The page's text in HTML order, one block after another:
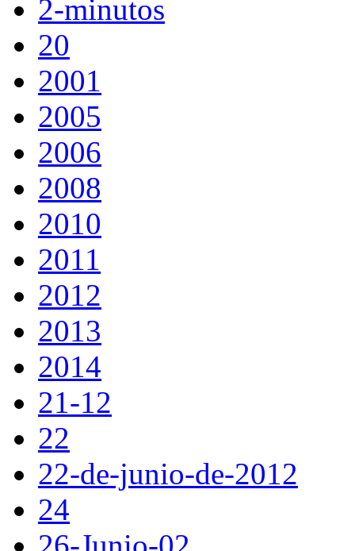
2-minutos
20
2001
2005
2006
2008
2010
2011
2012
2013
2014
21-12
22
22-de-junio-de-2012
24